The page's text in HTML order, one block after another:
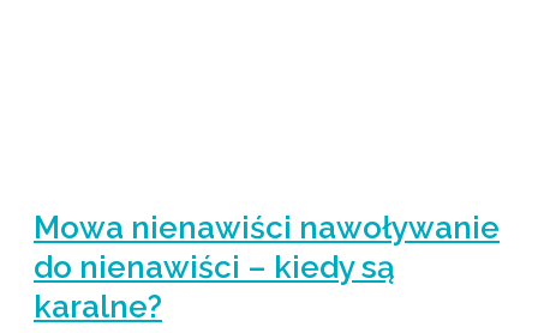
Mowa nienawiści nawoływanie
do nienawiści – kiedy są
karalne?